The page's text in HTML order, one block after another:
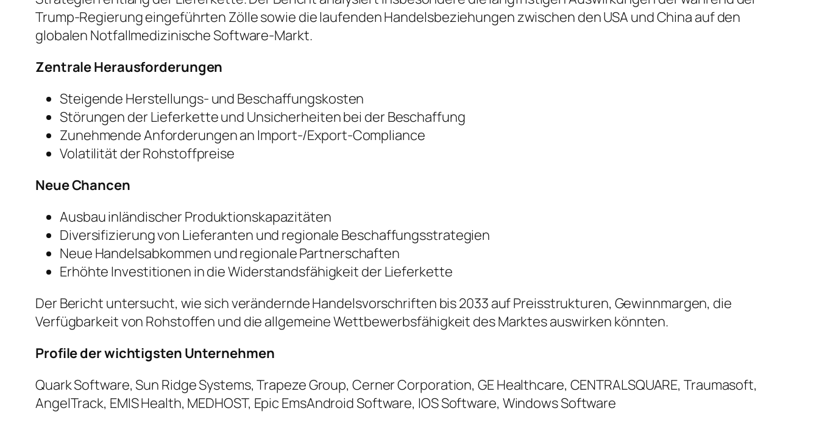
Trump-Regierung eingeführten Zölle sowie die laufenden Handelsbeziehungen zwischen den USA und China auf den
globalen Notfallmedizinische Software-Markt.
Zentrale Herausforderungen
Steigende Herstellungs- und Beschaffungskosten
Störungen der Lieferkette und Unsicherheiten bei der Beschaffung
Zunehmende Anforderungen an Import-/Export-Compliance
Volatilität der Rohstoffpreise
Neue Chancen
Ausbau inländischer Produktionskapazitäten
Diversifizierung von Lieferanten und regionale Beschaffungsstrategien
Neue Handelsabkommen und regionale Partnerschaften
Erhöhte Investitionen in die Widerstandsfähigkeit der Lieferkette
Der Bericht untersucht, wie sich verändernde Handelsvorschriften bis 2033 auf Preisstrukturen, Gewinnmargen, die
Verfügbarkeit von Rohstoffen und die allgemeine Wettbewerbsfähigkeit des Marktes auswirken könnten.
Profile der wichtigsten Unternehmen
Quark Software, Sun Ridge Systems, Trapeze Group, Cerner Corporation, GE Healthcare, CENTRALSQUARE, Traumasoft,
AngelTrack, EMIS Health, MEDHOST, Epic EmsAndroid Software, IOS Software, Windows Software